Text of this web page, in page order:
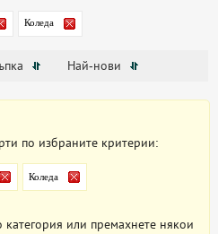
Коледа
Най-нови
по избраните критерии:
Коледа
или премахнете някои